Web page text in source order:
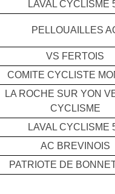
LAVAL CYCLISME
PELLOUAILLES
VS FERTOIS
COMITE CYCLISTE
LA ROCHE SUR YON
CYCLISME
LAVAL CYCLISME
AC BREVINOIS
PATRIOTE DE